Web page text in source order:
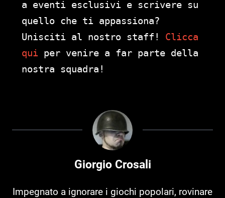
a eventi esclusivi e scrivere su
quello che ti appassiona?
Unisciti al nostro staff! Clicca
qui per venire a far parte della
nostra squadra!
Giorgio Crosali
Impegnato a ignorare i giochi popolari, rovinare